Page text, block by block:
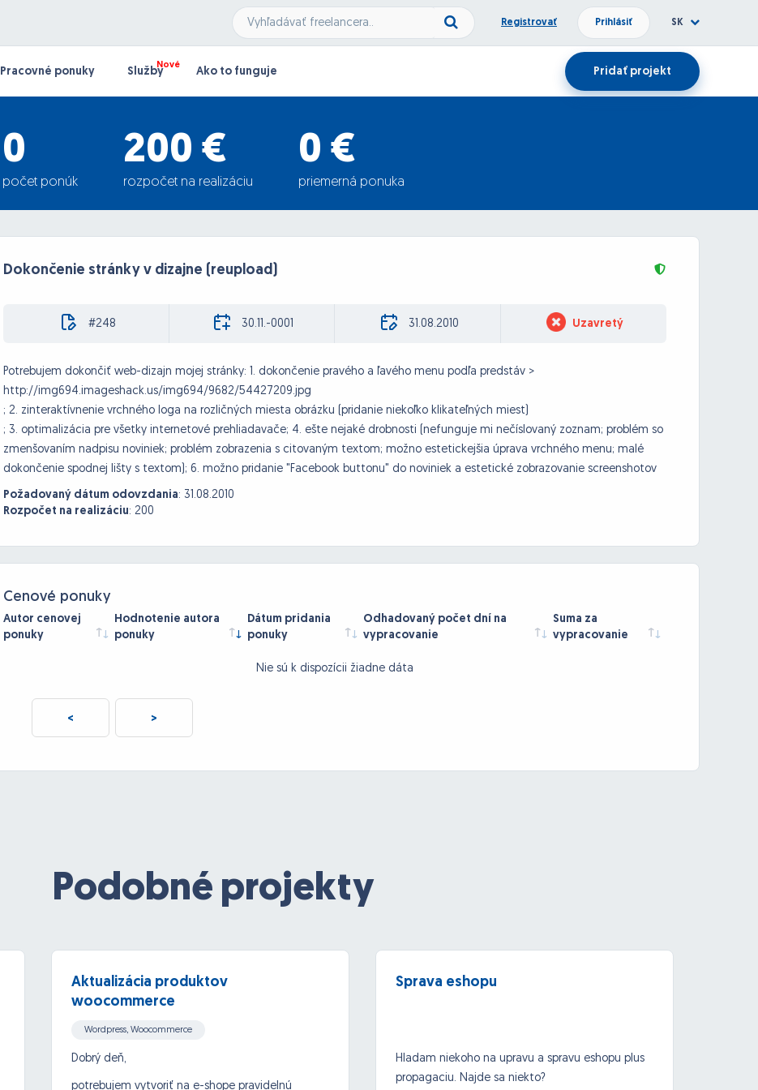
Registrovať Prihlásiť SK
Pracovné ponuky Služby Ako to funguje Pridať projekt
0
počet ponúk
200 €
rozpočet na realizáciu
0 €
priemerná ponuka
Dokončenie stránky v dizajne (reupload)
#248 30.11.-0001 31.08.2010 Uzavretý
Potrebujem dokončiť web-dizajn mojej stránky: 1. dokončenie pravého a ľavého menu podľa predstáv >
http://img694.imageshack.us/img694/9682/54427209.jpg
; 2. zinteraktívnenie vrchného loga na rozličných miesta obrázku (pridanie niekoľko klikateľných miest)
; 3. optimalizácia pre všetky internetové prehliadavače; 4. ešte nejaké drobnosti (nefunguje mi nečíslovaný zoznam; problém so
zmenšovaním nadpisu noviniek; problém zobrazenia s citovaným textom; možno estetickejšia úprava vrchného menu; malé
dokončenie spodnej lišty s textom); 6. možno pridanie "Facebook buttonu" do noviniek a estetické zobrazovanie screenshotov
Požadovaný dátum odovzdania: 31.08.2010
Rozpočet na realizáciu: 200
Cenové ponuky
Autor cenovej
ponuky
Hodnotenie autora
ponuky
Dátum pridania
ponuky
Odhadovaný počet dní na
vypracovanie
Suma za
vypracovanie
Nie sú k dispozícii žiadne dáta
< >
Podobné projekty
Aktualizácia produktov
woocommerce
Wordpress, Woocommerce
Dobrý deň,
potrebujem vytvoriť na e-shope pravidelnú
Sprava eshopu
Hladam niekoho na upravu a spravu eshopu plus
propagaciu. Najde sa niekto?